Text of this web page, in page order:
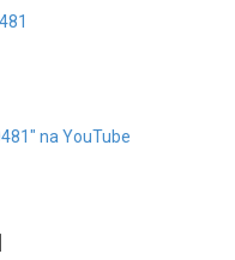
na YouTube